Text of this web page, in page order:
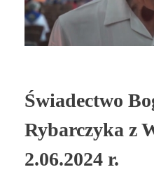
Świadectwo
Rybarczyka z
2.06.2024 r.